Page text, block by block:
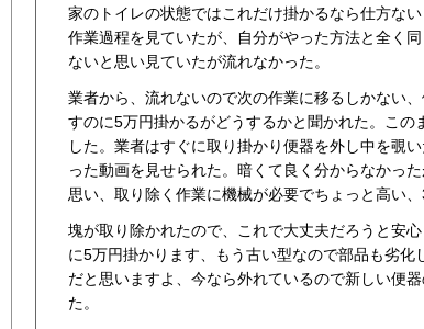
家のトイレの状態ではこれだけ掛かるなら仕方な
作業過程を見ていたが、自分がやった方法と全く
ないと思い見ていたが流れなかった。
業者から、流れないので次の作業に移るしかない
すのに5万円掛かるがどうするかと聞かれた。こ
した。業者はすぐに取り掛かり便器を外し中を覗
った動画を見せられた。暗くて良く分からなかっ
思い、取り除く作業に機械が必要でちょっと高い
塊が取り除かれたので、これで大丈夫だろうと安
に5万円掛かります、もう古い型なので部品も劣
だと思いますよ、今なら外れているので新しい便
た。